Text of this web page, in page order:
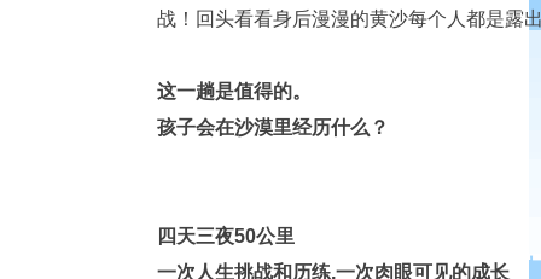
战！回头看看身后漫漫的黄沙每个人都是露
这一趟是值得的。
孩子会在沙漠里经历什么？
四天三夜50公里
一次人生挑战和历练,一次肉眼可见的成长